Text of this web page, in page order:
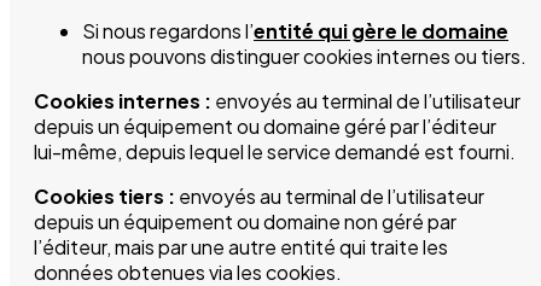
Si nous regardons l’entité qui gère le domaine
nous pouvons distinguer cookies internes ou tiers.
Cookies internes : envoyés au terminal de l’utilisateur
depuis un équipement ou domaine géré par l’éditeur
lui-même, depuis lequel le service demandé est fourni.
Cookies tiers : envoyés au terminal de l’utilisateur
depuis un équipement ou domaine non géré par
l’éditeur, mais par une autre entité qui traite les
données obtenues via les cookies.